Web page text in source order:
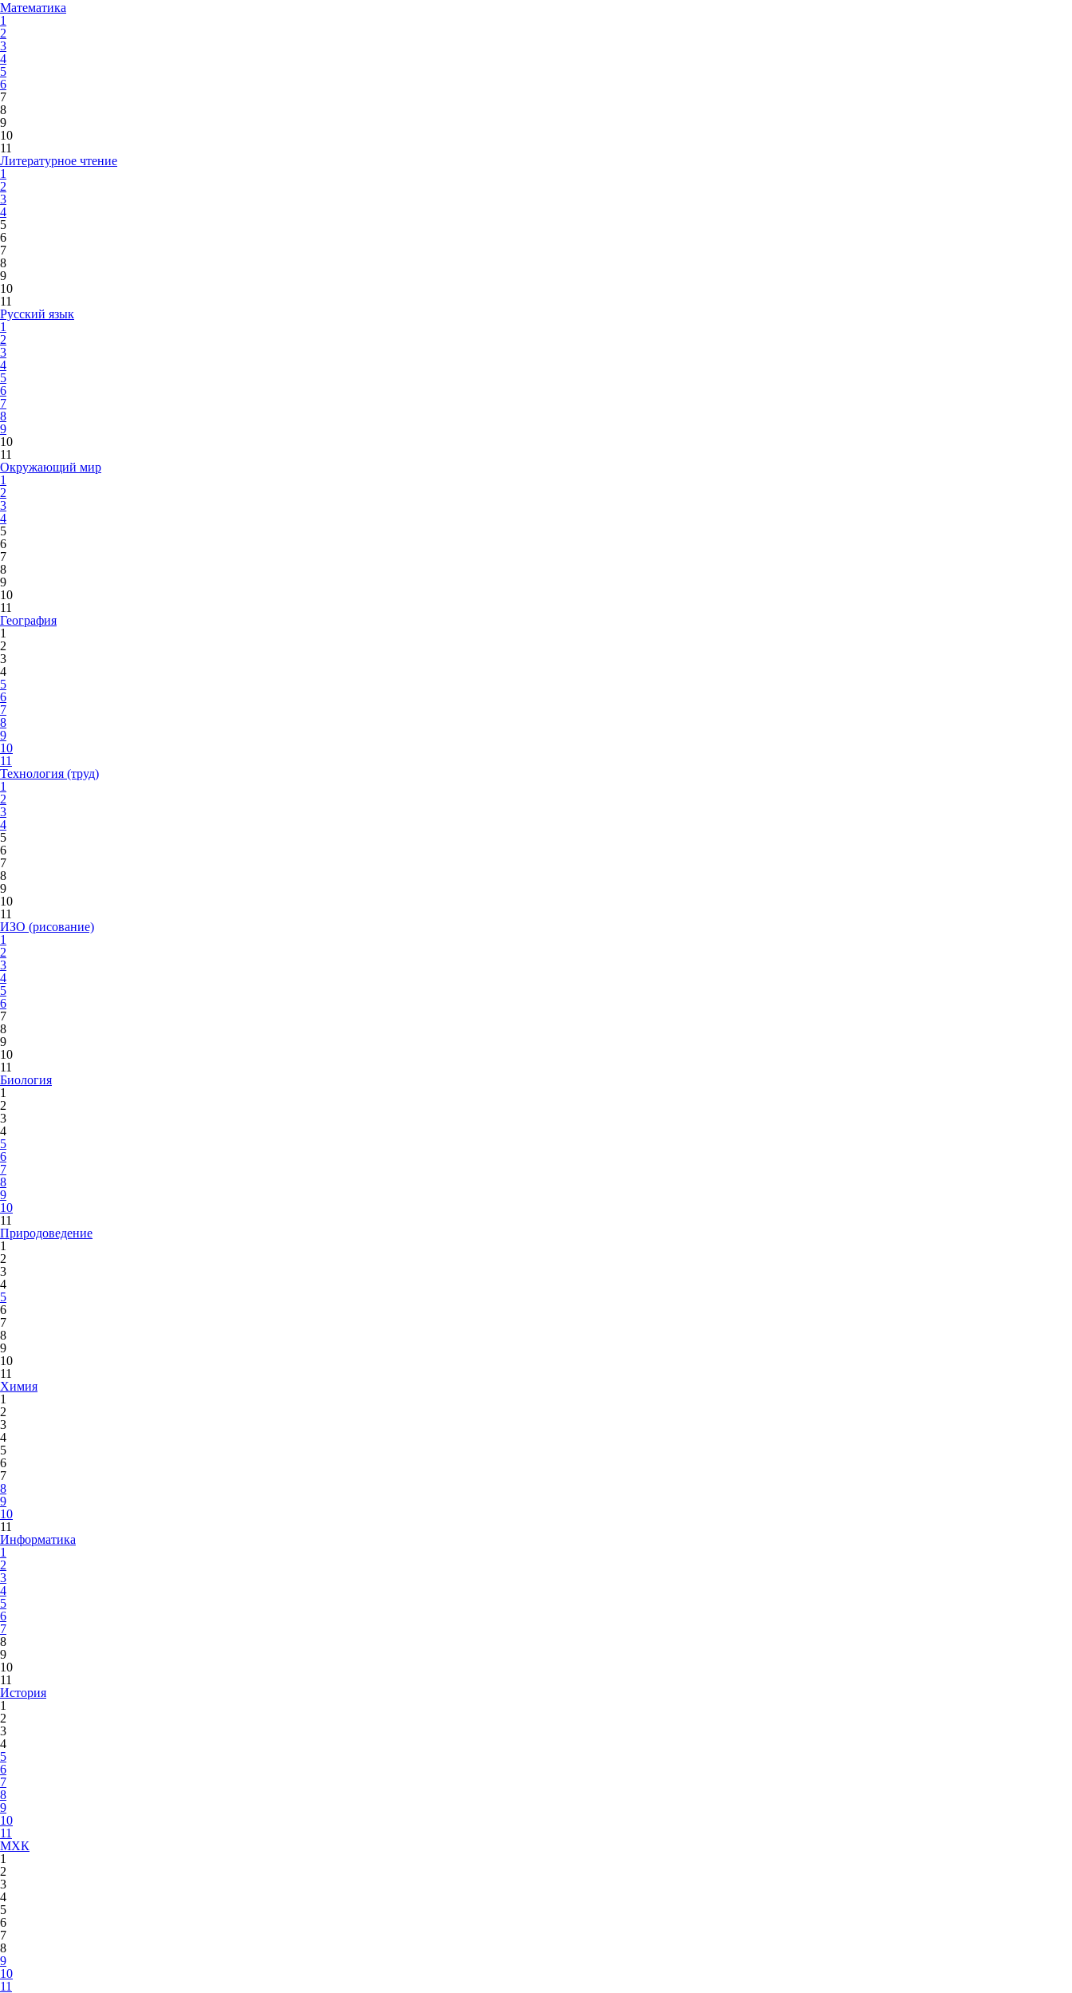
Математика
1
2
3
4
5
6
7
8
9
10
11
Литературное чтение
1
2
3
4
5
6
7
8
9
10
11
Русский язык
1
2
3
4
5
6
7
8
9
10
11
Окружающий мир
1
2
3
4
5
6
7
8
9
10
11
География
1
2
3
4
5
6
7
8
9
10
11
Технология (труд)
1
2
3
4
5
6
7
8
9
10
11
ИЗО (рисование)
1
2
3
4
5
6
7
8
9
10
11
Биология
1
2
3
4
5
6
7
8
9
10
11
Природоведение
1
2
3
4
5
6
7
8
9
10
11
Химия
1
2
3
4
5
6
7
8
9
10
11
Информатика
1
2
3
4
5
6
7
8
9
10
11
История
1
2
3
4
5
6
7
8
9
10
11
МХК
1
2
3
4
5
6
7
8
9
10
11